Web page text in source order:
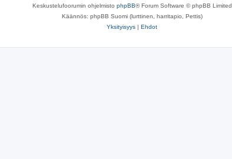
Keskustelufoorumin ohjelmisto phpBB® Forum Software © phpBB Limited
Käännös: phpBB Suomi (lurttinen, harritapio, Pettis)
Yksityisyys | Ehdot